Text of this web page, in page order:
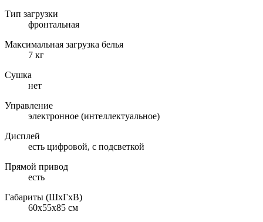
Тип загрузки
фронтальная
Максимальная загрузка белья
7 кг
Сушка
нет
Управление
электронное (интеллектуальное)
Дисплей
есть цифровой, с подсветкой
Прямой привод
есть
Габариты (ШxГxВ)
60x55x85 см